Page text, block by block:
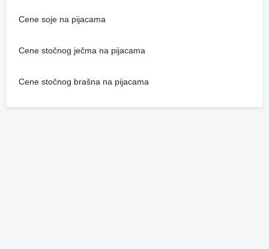
Cene soje na pijacama
Cene stočnog ječma na pijacama
Cene stočnog brašna na pijacama